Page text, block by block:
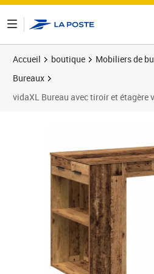
Accueil boutique Mobiliers de
Bureaux
vidaXL Bureau avec tiroir et étagère